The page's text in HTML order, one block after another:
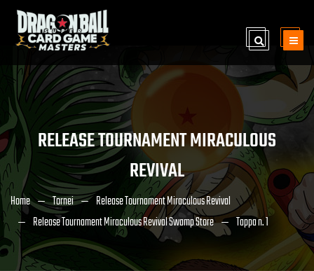
RELEASE TOURNAMENT MIRACULOUS
REVIVAL
Home Tornei
Release Tournament Miraculous Revival
Release Tournament Miraculous Revival Swamp Store
Tappa n. 1